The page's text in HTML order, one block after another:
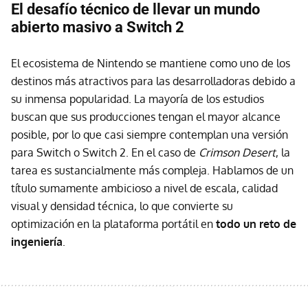
El desafío técnico de llevar un mundo
abierto masivo a Switch 2
El ecosistema de Nintendo se mantiene como uno de los
destinos más atractivos para las desarrolladoras debido a
su inmensa popularidad. La mayoría de los estudios
buscan que sus producciones tengan el mayor alcance
posible, por lo que casi siempre contemplan una versión
para Switch o Switch 2. En el caso de Crimson Desert, la
tarea es sustancialmente más compleja. Hablamos de un
título sumamente ambicioso a nivel de escala, calidad
visual y densidad técnica, lo que convierte su
optimización en la plataforma portátil en todo un reto de
ingeniería.